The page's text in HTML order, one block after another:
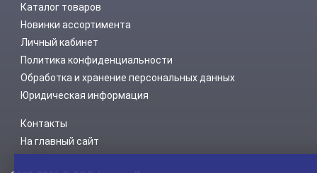
Каталог товаров
Новинки ассортимента
Личный кабинет
Политика конфиденциальности
Обработка и хранение персональных данных
Юридическая информация
Контакты
На главный сайт